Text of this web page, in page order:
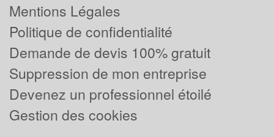
Mentions Légales
Politique de confidentialité
Demande de devis 100% gratuit
Suppression de mon entreprise
Devenez un professionnel étoilé
Gestion des cookies